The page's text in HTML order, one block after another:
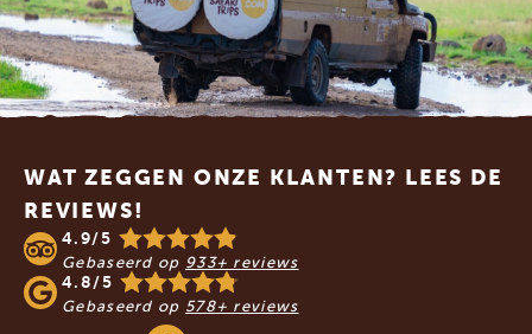
Footer
WAT ZEGGEN ONZE KLANTEN? LEES DE
REVIEWS!
4.9/5
Gebaseerd op 933+ reviews
4.8/5
Gebaseerd op 578+ reviews